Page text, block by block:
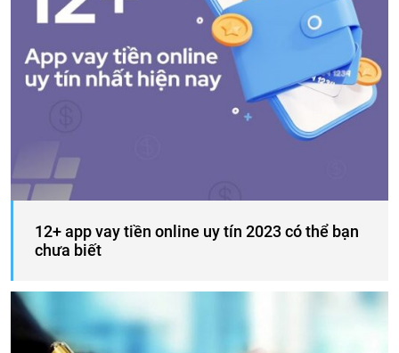
12+ app vay tiền online uy tín 2023 có thể bạn
chưa biết